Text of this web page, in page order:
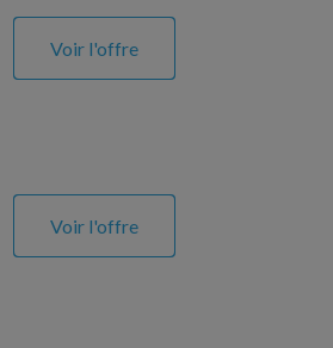
Voir l'offre
Voir l'offre